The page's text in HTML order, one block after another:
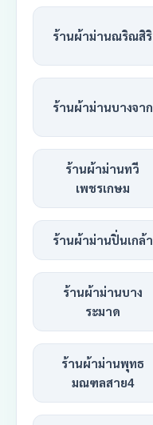
ร้านผ้าม่านณริณสิริ
ร้านผ้าม่านบางจาก
ร้านผ้าม่านทวี
เพชรเกษม
ร้านผ้าม่านปิ่นเกล้า
ร้านผ้าม่านบาง
ระมาด
ร้านผ้าม่านพุทธ
มณฑลสาย4